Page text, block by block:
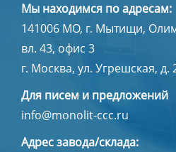
Мы находимся по адресам:
141006 МО, г. Мытищи,
вл. 43, офис 3
г. Москва, ул. Угрешская, д.
Для писем и предложений
info@monolit-ccc.ru
Адрес завода/склада: